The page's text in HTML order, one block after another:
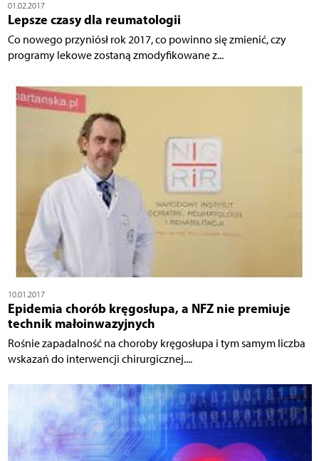
01.02.2017
Lepsze czasy dla reumatologii
Co nowego przyniósł rok 2017, co powinno się zmienić, czy
programy lekowe zostaną zmodyfikowane z...
10.01.2017
Epidemia chorób kręgosłupa, a NFZ nie premiuje
technik małoinwazyjnych
Rośnie zapadalność na choroby kręgosłupa i tym samym liczba
wskazań do interwencji chirurgicznej....